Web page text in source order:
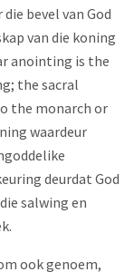
bevel van God
van die koning
anointing is the
the sacral
the monarch or
waardeur
deurdat God
salwing en
ook genoem,